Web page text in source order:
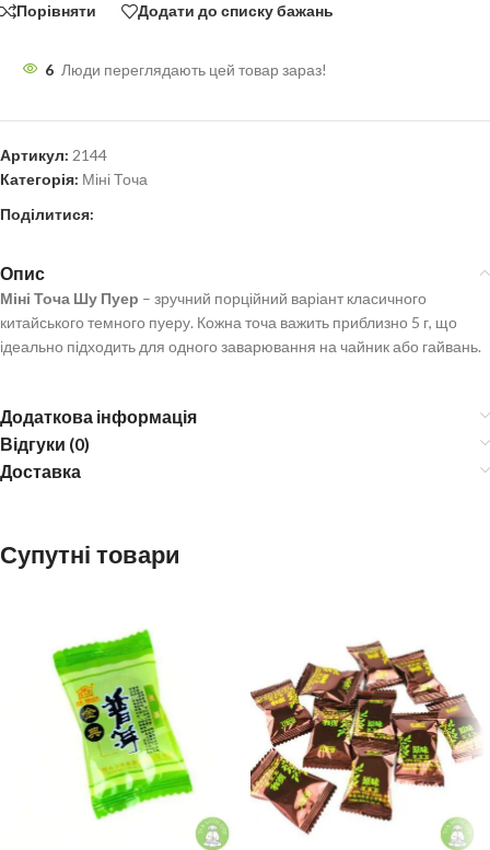
Порівняти Додати до списку бажань
6 Люди переглядають цей товар зараз!
Артикул: 2144
Категорія: Міні Точа
Поділитися:
Опис
Міні Точа Шу Пуер – зручний порційний варіант класичного
китайського темного пуеру. Кожна точа важить приблизно 5 г, що
ідеально підходить для одного заварювання на чайник або гайвань.
Додаткова інформація
Відгуки (0)
Доставка
Супутні товари